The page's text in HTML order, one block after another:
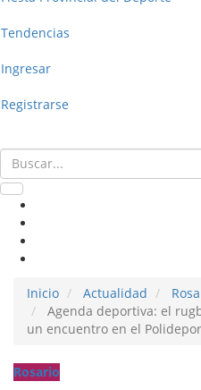
Tendencias
Ingresar
Registrarse
Inicio Actualidad
Agenda deportiva: el
un encuentro en el
Rosario